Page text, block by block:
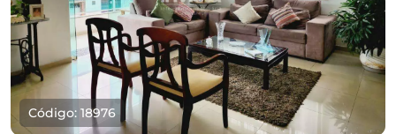
Código: 18976